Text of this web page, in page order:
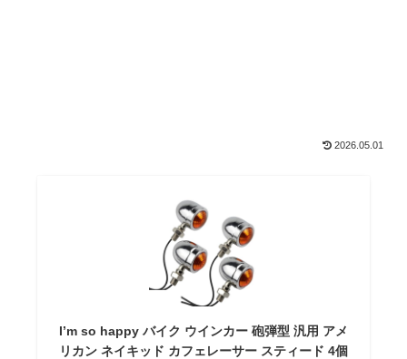
2026.05.01
I’m so happy バイク ウインカー 砲弾型 汎用 アメ
リカン ネイキッド カフェレーサー スティード 4個